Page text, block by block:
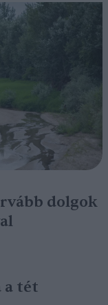
dolgok
a tét